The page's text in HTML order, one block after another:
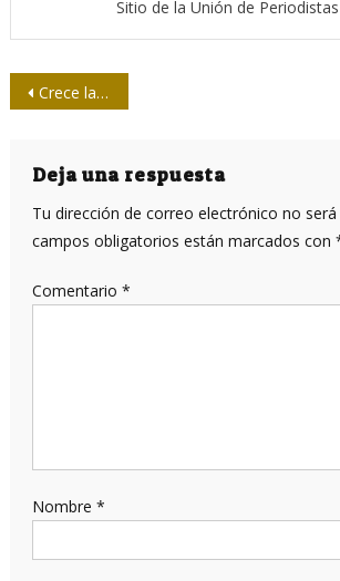
Sitio de la Unión de
Navegación
entradas
Crece la Red de Comunicadores Nucleares
Deja una respuesta
Tu dirección de correo electrónico no será
campos obligatorios están marcados con
Comentario *
Nombre *